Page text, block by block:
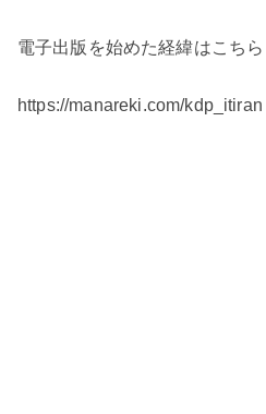
電子出版を始めた経緯はこちら
https://manareki.com/kdp_itiran